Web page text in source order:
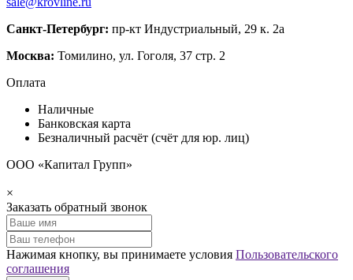
Санкт-Петербург: пр-кт Индустриальный, 29 к. 2а
Москва: Томилино, ул. Гоголя, 37 стр. 2
Оплата
Наличные
Банковская карта
Безналичный расчёт (счёт для юр. лиц)
ООО «Капитал Групп»
×
Заказать обратный звонок
Нажимая кнопку, вы принимаете условия Пользовательского
соглашения